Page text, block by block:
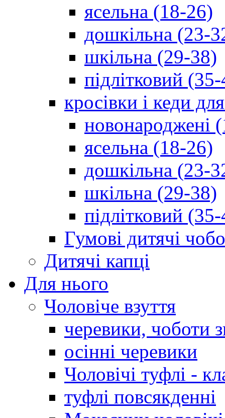
ясельна (18-26)
дошкільна (23-
шкільна (29-38)
підлітковий
кросівки і кеди
новонароджені
ясельна (18-26)
дошкільна (23-
шкільна (29-38)
підлітковий
Гумові дитячі
Дитячі капці
Для нього
Чоловіче взуття
черевики, чоботи
осінні черевики
Чоловічі туфлі -
туфлі повсякденні